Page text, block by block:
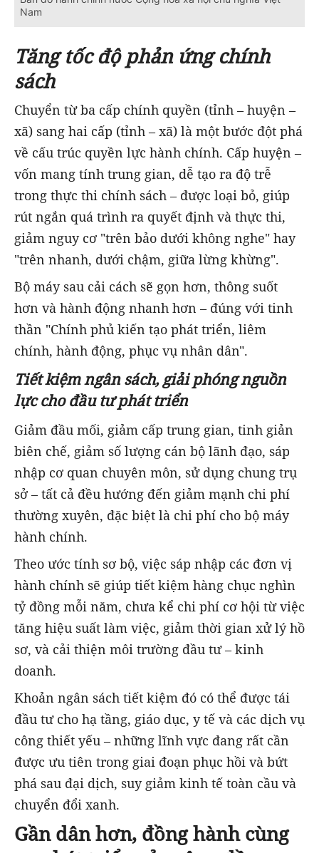
Nam
Tăng tốc độ phản ứng chính
sách
Chuyển từ ba cấp chính quyền (tỉnh – huyện –
xã) sang hai cấp (tỉnh – xã) là một bước đột phá
về cấu trúc quyền lực hành chính. Cấp huyện –
vốn mang tính trung gian, dễ tạo ra độ trễ
trong thực thi chính sách – được loại bỏ, giúp
rút ngắn quá trình ra quyết định và thực thi,
giảm nguy cơ "trên bảo dưới không nghe" hay
"trên nhanh, dưới chậm, giữa lừng khừng".
Bộ máy sau cải cách sẽ gọn hơn, thông suốt
hơn và hành động nhanh hơn – đúng với tinh
thần "Chính phủ kiến tạo phát triển, liêm
chính, hành động, phục vụ nhân dân".
Tiết kiệm ngân sách, giải phóng nguồn
lực cho đầu tư phát triển
Giảm đầu mối, giảm cấp trung gian, tinh giản
biên chế, giảm số lượng cán bộ lãnh đạo, sáp
nhập cơ quan chuyên môn, sử dụng chung trụ
sở – tất cả đều hướng đến giảm mạnh chi phí
thường xuyên, đặc biệt là chi phí cho bộ máy
hành chính.
Theo ước tính sơ bộ, việc sáp nhập các đơn vị
hành chính sẽ giúp tiết kiệm hàng chục nghìn
tỷ đồng mỗi năm, chưa kể chi phí cơ hội từ việc
tăng hiệu suất làm việc, giảm thời gian xử lý hồ
sơ, và cải thiện môi trường đầu tư – kinh
doanh.
Khoản ngân sách tiết kiệm đó có thể được tái
đầu tư cho hạ tầng, giáo dục, y tế và các dịch vụ
công thiết yếu – những lĩnh vực đang rất cần
được ưu tiên trong giai đoạn phục hồi và bứt
phá sau đại dịch, suy giảm kinh tế toàn cầu và
chuyển đổi xanh.
Gần dân hơn, đồng hành cùng